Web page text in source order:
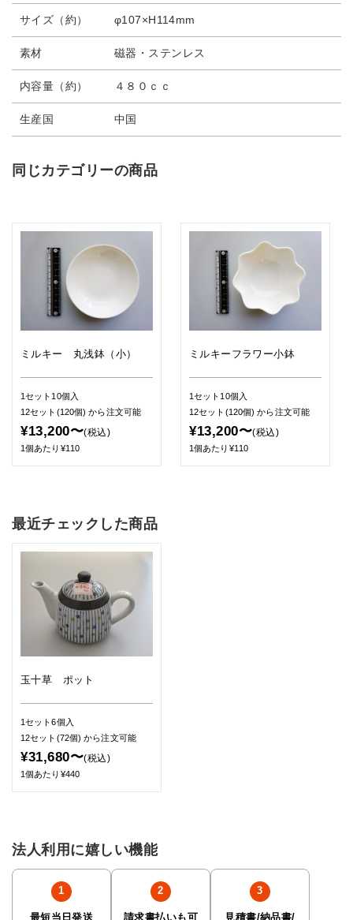
サイズ（約） φ107×H114mm
素材 磁器・ステンレス
内容量（約） ４８０ｃｃ
生産国 中国
同じカテゴリーの商品
ミルキー 丸浅鉢（小）
1セット10個入
12セット(120個)から注文可能
¥13,200〜(税込)
1個あたり¥110
ミルキーフラワー小鉢
1セット10個入
12セット(120個)から注文可能
¥13,200〜(税込)
1個あたり¥110
最近チェックした商品
玉十草 ポット
1セット6個入
12セット(72個)から注文可能
¥31,680〜(税込)
1個あたり¥440
法人利用に嬉しい機能
最短当日発送 請求書払いも可 見積書/納品書/